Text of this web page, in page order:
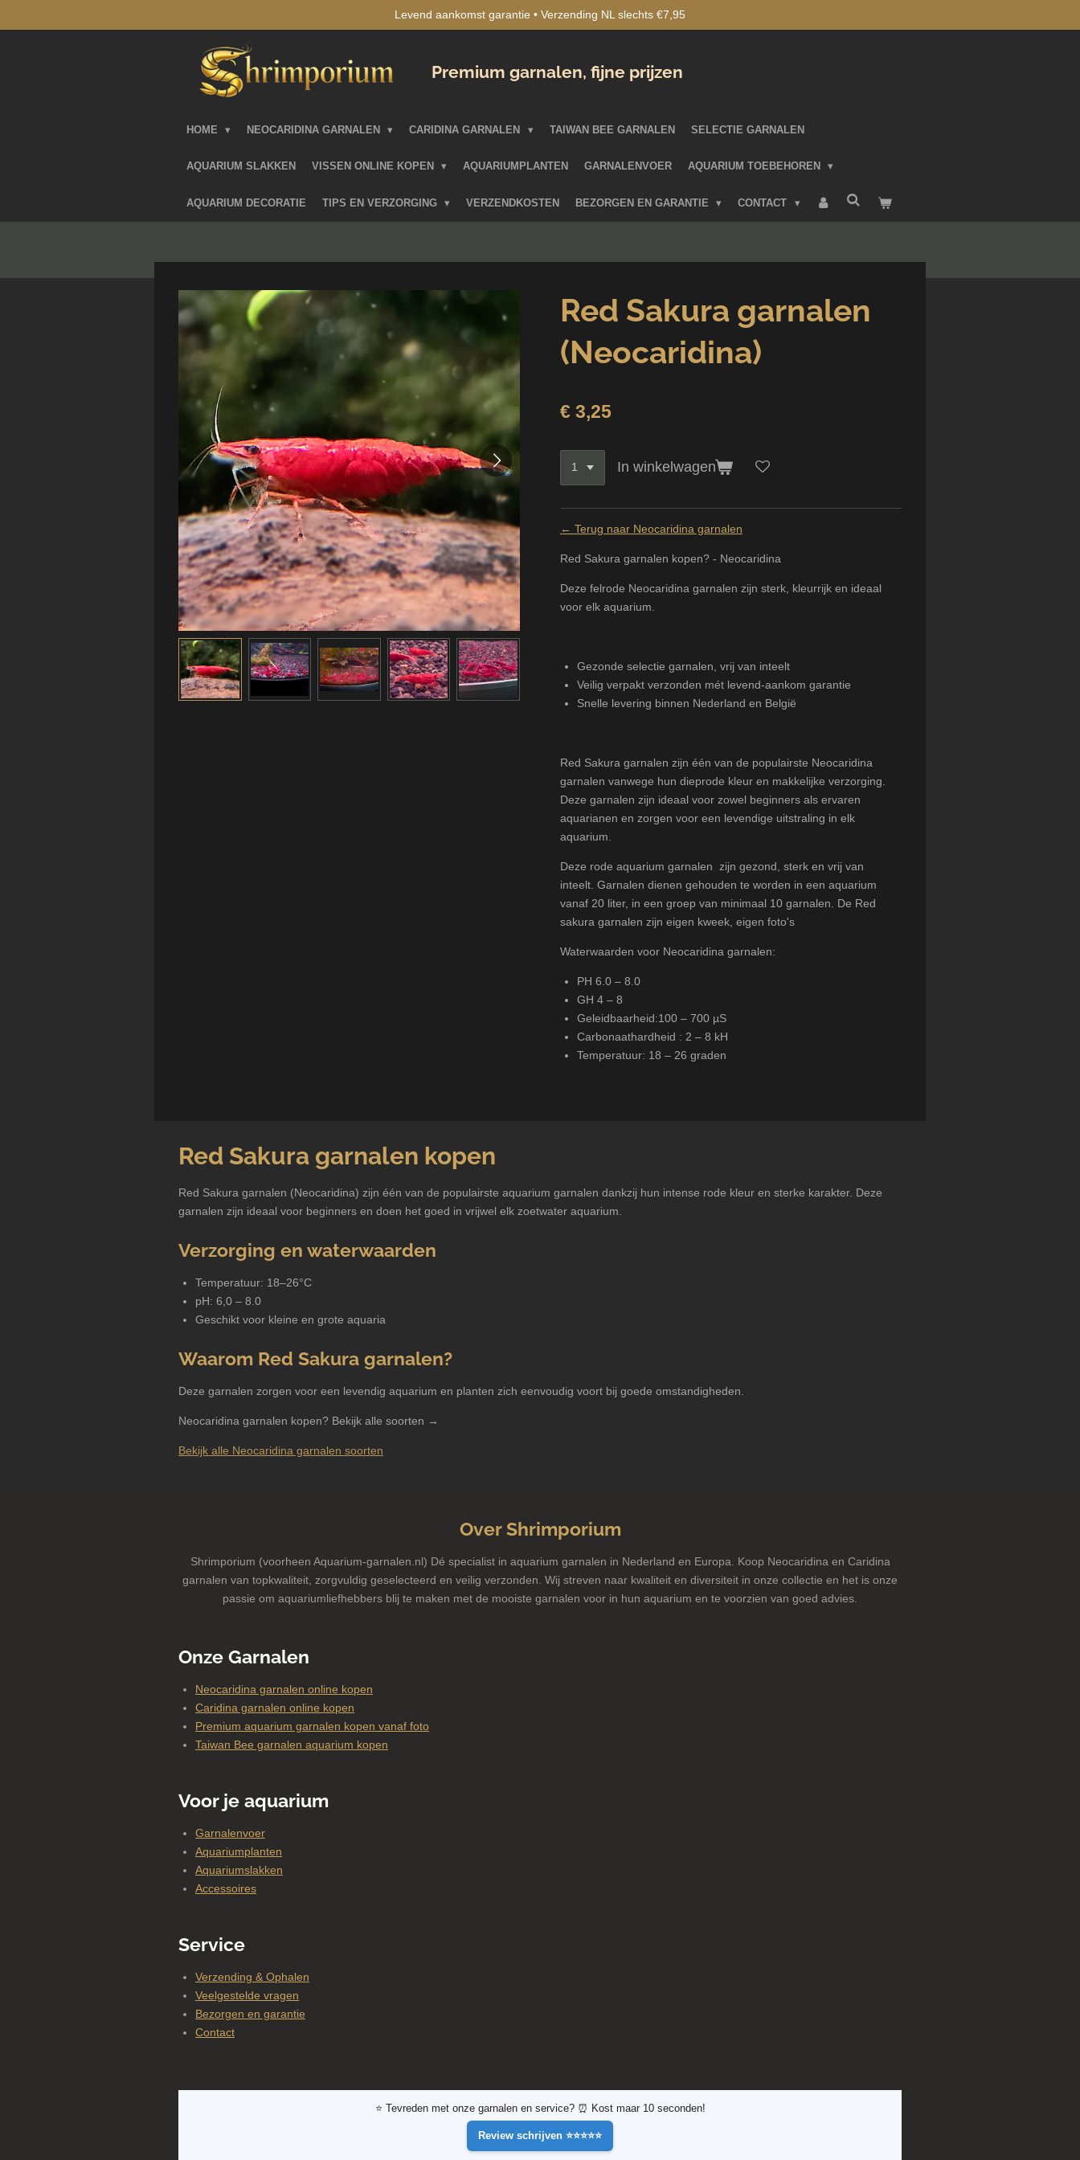
Levend aankomst garantie • Verzending NL slechts €7,95
Premium garnalen, fijne prijzen
HOME NEOCARIDINA GARNALEN CARIDINA GARNALEN TAIWAN BEE GARNALEN SELECTIE GARNALEN
AQUARIUM SLAKKEN VISSEN ONLINE KOPEN AQUARIUMPLANTEN GARNALENVOER AQUARIUM TOEBEHOREN
AQUARIUM DECORATIE TIPS EN VERZORGING VERZENDKOSTEN BEZORGEN EN GARANTIE CONTACT
Red Sakura garnalen
(Neocaridina)
€ 3,25
In winkelwagen
← Terug naar Neocaridina garnalen
Red Sakura garnalen kopen? - Neocaridina
Deze felrode Neocaridina garnalen zijn sterk, kleurrijk en ideaal
voor elk aquarium.
Gezonde selectie garnalen, vrij van inteelt
Veilig verpakt verzonden mét levend-aankom garantie
Snelle levering binnen Nederland en België
Red Sakura garnalen zijn één van de populairste Neocaridina
garnalen vanwege hun dieprode kleur en makkelijke verzorging.
Deze garnalen zijn ideaal voor zowel beginners als ervaren
aquarianen en zorgen voor een levendige uitstraling in elk
aquarium.
Deze rode aquarium garnalen zijn gezond, sterk en vrij van
inteelt. Garnalen dienen gehouden te worden in een aquarium
vanaf 20 liter, in een groep van minimaal 10 garnalen. De Red
sakura garnalen zijn eigen kweek, eigen foto's
Waterwaarden voor Neocaridina garnalen:
PH 6.0 – 8.0
GH 4 – 8
Geleidbaarheid:100 – 700 µS
Carbonaathardheid : 2 – 8 kH
Temperatuur: 18 – 26 graden
Red Sakura garnalen kopen
Red Sakura garnalen (Neocaridina) zijn één van de populairste aquarium garnalen dankzij hun intense rode kleur en sterke karakter. Deze
garnalen zijn ideaal voor beginners en doen het goed in vrijwel elk zoetwater aquarium.
Verzorging en waterwaarden
Temperatuur: 18–26°C
pH: 6,0 – 8.0
Geschikt voor kleine en grote aquaria
Waarom Red Sakura garnalen?
Deze garnalen zorgen voor een levendig aquarium en planten zich eenvoudig voort bij goede omstandigheden.
Neocaridina garnalen kopen? Bekijk alle soorten →
Bekijk alle Neocaridina garnalen soorten
Over Shrimporium
Shrimporium (voorheen Aquarium-garnalen.nl) Dé specialist in aquarium garnalen in Nederland en Europa. Koop Neocaridina en Caridina
garnalen van topkwaliteit, zorgvuldig geselecteerd en veilig verzonden. Wij streven naar kwaliteit en diversiteit in onze collectie en het is onze
passie om aquariumliefhebbers blij te maken met de mooiste garnalen voor in hun aquarium en te voorzien van goed advies.
Onze Garnalen
Neocaridina garnalen online kopen
Caridina garnalen online kopen
Premium aquarium garnalen kopen vanaf foto
Taiwan Bee garnalen aquarium kopen
Voor je aquarium
Garnalenvoer
Aquariumplanten
Aquariumslakken
Accessoires
Service
Verzending & Ophalen
Veelgestelde vragen
Bezorgen en garantie
Contact
⭐ Tevreden met onze garnalen en service? ⏰ Kost maar 10 seconden!
Review schrijven ⭐⭐⭐⭐⭐